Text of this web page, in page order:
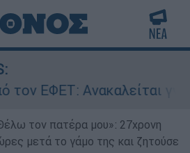
ΕΦΕΤ: Ανακαλείται
τον πατέρα μου»: 27χρονη
μετά το γάμο της και ζητούσε